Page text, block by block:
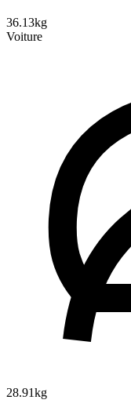
36.13kg
Voiture
28.91kg